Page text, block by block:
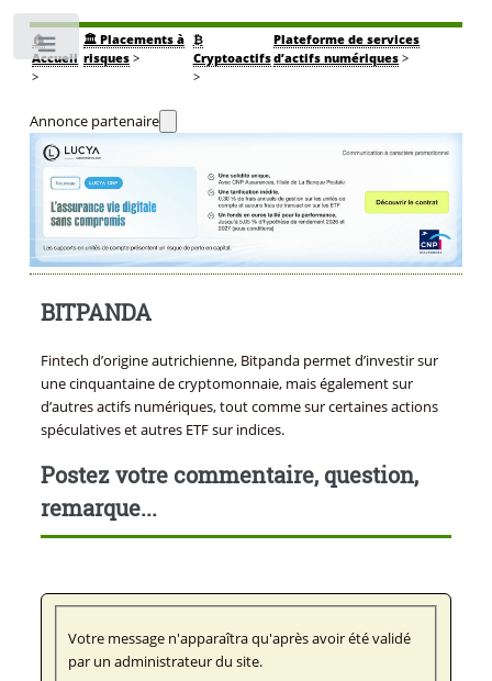
🏠
Accueil
>
🏛️ Placements à
risques>
₿
Cryptoactifs
>
Plateforme de services
d’actifs numériques >
Annonce partenaire
BITPANDA
Fintech d’origine autrichienne, Bitpanda permet d’investir sur
une cinquantaine de cryptomonnaie, mais également sur
d’autres actifs numériques, tout comme sur certaines actions
spéculatives et autres ETF sur indices.
Postez votre commentaire, question,
remarque...
Votre message n'apparaîtra qu'après avoir été validé
par un administrateur du site.
Toggle